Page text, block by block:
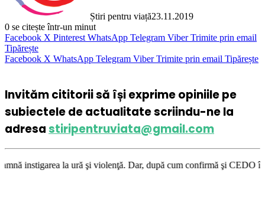
Știri pentru viață23.11.2019
0 se citește într-un minut
Facebook X Pinterest WhatsApp Telegram Viber Trimite prin email
Tipărește
Facebook X WhatsApp Telegram Viber Trimite prin email Tipărește
Invităm cititorii să își exprime opiniile pe
subiectele de actualitate scriindu-ne la
adresastiripentruviata@gmail.com
şi violenţă. Dar, după cum confirmă şi CEDO în cazul